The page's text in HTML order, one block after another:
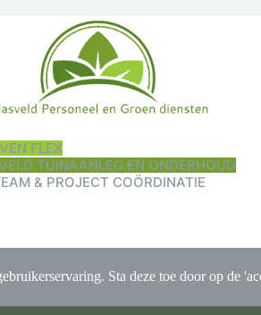
FLEX
TUINAANLEG EN ONDERHOUD
& PROJECT COÖRDINATIE
Sta deze toe door op de